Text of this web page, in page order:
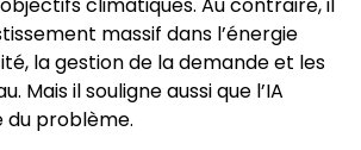
climatiques. Au contraire, il
massif dans l’énergie
la gestion de la demande et les
Mais il souligne aussi que l’IA
du problème.